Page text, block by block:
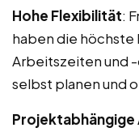
Hohe Flexibilität:
haben die höchste
Arbeitszeiten und
selbst planen und